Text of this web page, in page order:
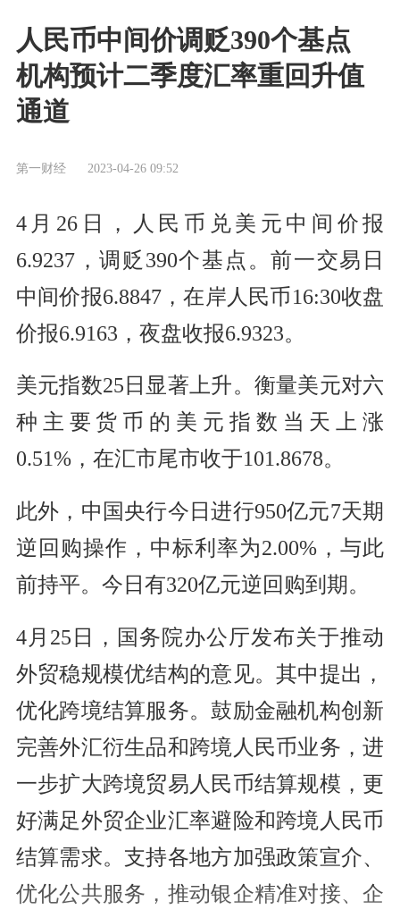
人民币中间价调贬390个基点
机构预计二季度汇率重回升值
通道
第一财经 2023-04-26 09:52
4月26日，人民币兑美元中间价报
6.9237，调贬390个基点。前一交易日
中间价报6.8847，在岸人民币16:30收盘
价报6.9163，夜盘收报6.9323。
美元指数25日显著上升。衡量美元对六
种主要货币的美元指数当天上涨
0.51%，在汇市尾市收于101.8678。
此外，中国央行今日进行950亿元7天期
逆回购操作，中标利率为2.00%，与此
前持平。今日有320亿元逆回购到期。
4月25日，国务院办公厅发布关于推动
外贸稳规模优结构的意见。其中提出，
优化跨境结算服务。鼓励金融机构创新
完善外汇衍生品和跨境人民币业务，进
一步扩大跨境贸易人民币结算规模，更
好满足外贸企业汇率避险和跨境人民币
结算需求。支持各地方加强政策宣介、
优化公共服务，推动银企精准对接、企